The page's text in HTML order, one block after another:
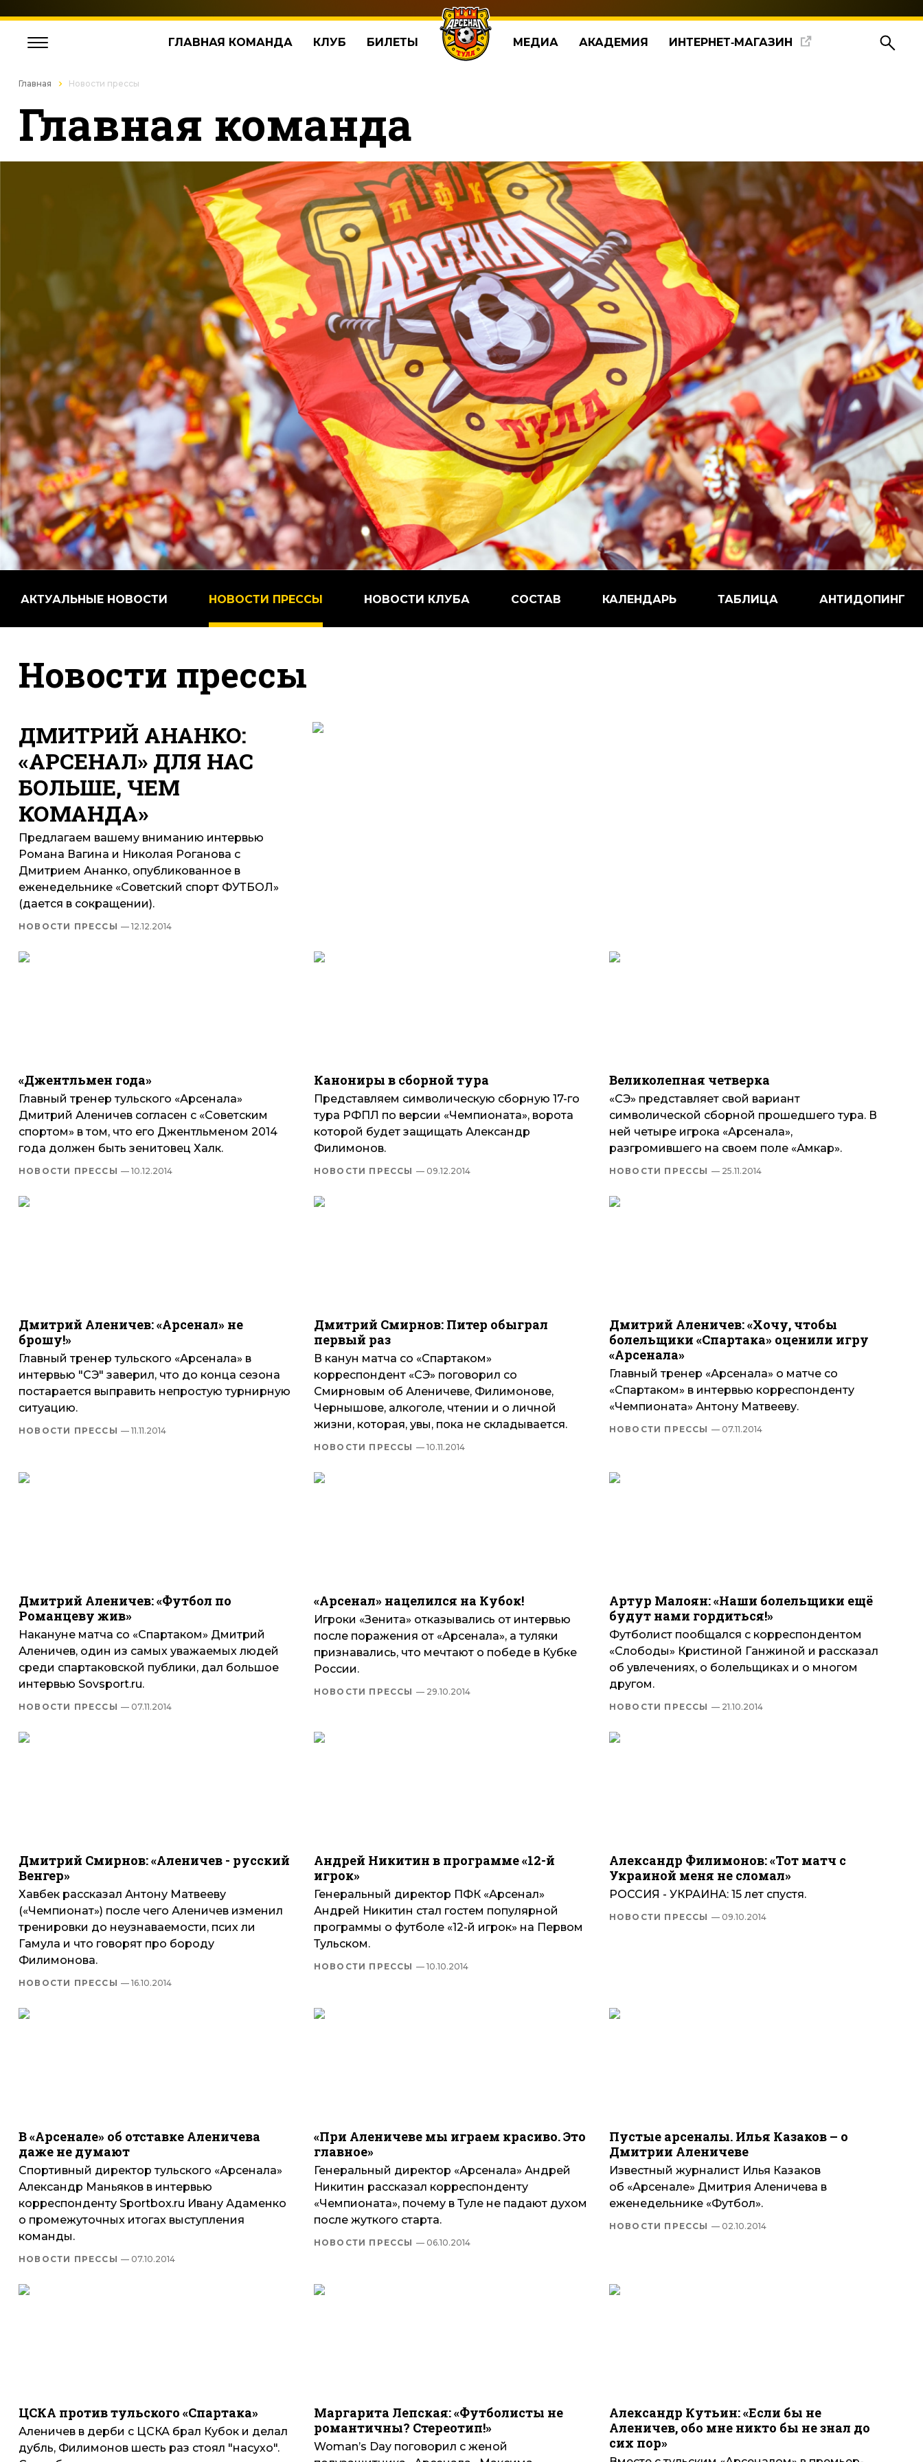
ГЛАВНАЯ КОМАНДА КЛУБ БИЛЕТЫ МЕДИА АКАДЕМИЯ ИНТЕРНЕТ‑МАГАЗИН
Главная Новости прессы
Главная команда
АКТУАЛЬНЫЕ НОВОСТИ НОВОСТИ ПРЕССЫ НОВОСТИ КЛУБА СОСТАВ КАЛЕНДАРЬ ТАБЛИЦА АНТИДОПИНГ
Новости прессы
ДМИТРИЙ АНАНКО:
«АРСЕНАЛ» ДЛЯ НАС
БОЛЬШЕ, ЧЕМ
КОМАНДА»
Предлагаем вашему вниманию интервью
Романа Вагина и Николая Роганова с
Дмитрием Ананко, опубликованное в
еженедельнике «Советский спорт ФУТБОЛ»
(дается в сокращении).
НОВОСТИ ПРЕССЫ — 12.12.2014
«Джентльмен года»
Главный тренер тульского «Арсенала»
Дмитрий Аленичев согласен с «Советским
спортом» в том, что его Джентльменом 2014
года должен быть зенитовец Халк.
НОВОСТИ ПРЕССЫ — 10.12.2014
Канониры в сборной тура
Представляем символическую сборную 17-го
тура РФПЛ по версии «Чемпионата», ворота
которой будет защищать Александр
Филимонов.
НОВОСТИ ПРЕССЫ — 09.12.2014
Великолепная четверка
«СЭ» представляет свой вариант
символической сборной прошедшего тура. В
ней четыре игрока «Арсенала»,
разгромившего на своем поле «Амкар».
НОВОСТИ ПРЕССЫ — 25.11.2014
Дмитрий Аленичев: «Арсенал» не
брошу!»
Главный тренер тульского «Арсенала» в
интервью "СЭ" заверил, что до конца сезона
постарается выправить непростую турнирную
ситуацию.
НОВОСТИ ПРЕССЫ — 11.11.2014
Дмитрий Смирнов: Питер обыграл
первый раз
В канун матча со «Спартаком»
корреспондент «СЭ» поговорил со
Смирновым об Аленичеве, Филимонове,
Чернышове, алкоголе, чтении и о личной
жизни, которая, увы, пока не складывается.
НОВОСТИ ПРЕССЫ — 10.11.2014
Дмитрий Аленичев: «Хочу, чтобы
болельщики «Спартака» оценили игру
«Арсенала»
Главный тренер «Арсенала» о матче со
«Спартаком» в интервью корреспонденту
«Чемпионата» Антону Матвееву.
НОВОСТИ ПРЕССЫ — 07.11.2014
Дмитрий Аленичев: «Футбол по
Романцеву жив»
Накануне матча со «Спартаком» Дмитрий
Аленичев, один из самых уважаемых людей
среди спартаковской публики, дал большое
интервью Sovsport.ru.
НОВОСТИ ПРЕССЫ — 07.11.2014
«Арсенал» нацелился на Кубок!
Игроки «Зенита» отказывались от интервью
после поражения от «Арсенала», а туляки
признавались, что мечтают о победе в Кубке
России.
НОВОСТИ ПРЕССЫ — 29.10.2014
Артур Малоян: «Наши болельщики ещё
будут нами гордиться!»
Футболист пообщался с корреспондентом
«Слободы» Кристиной Ганжиной и рассказал
об увлечениях, о болельщиках и о многом
другом.
НОВОСТИ ПРЕССЫ — 21.10.2014
Дмитрий Смирнов: «Аленичев - русский
Венгер»
Хавбек рассказал Антону Матвееву
(«Чемпионат») после чего Аленичев изменил
тренировки до неузнаваемости, псих ли
Гамула и что говорят про бороду
Филимонова.
НОВОСТИ ПРЕССЫ — 16.10.2014
Андрей Никитин в программе «12-й
игрок»
Генеральный директор ПФК «Арсенал»
Андрей Никитин стал гостем популярной
программы о футболе «12-й игрок» на Первом
Тульском.
НОВОСТИ ПРЕССЫ — 10.10.2014
Александр Филимонов: «Тот матч с
Украиной меня не сломал»
РОССИЯ - УКРАИНА: 15 лет спустя.
НОВОСТИ ПРЕССЫ — 09.10.2014
В «Арсенале» об отставке Аленичева
даже не думают
Спортивный директор тульского «Арсенала»
Александр Маньяков в интервью
корреспонденту Sportbox.ru Ивану Адаменко
о промежуточных итогах выступления
команды.
НОВОСТИ ПРЕССЫ — 07.10.2014
«При Аленичеве мы играем красиво. Это
главное»
Генеральный директор «Арсенала» Андрей
Никитин рассказал корреспонденту
«Чемпионата», почему в Туле не падают духом
после жуткого старта.
НОВОСТИ ПРЕССЫ — 06.10.2014
Пустые арсеналы. Илья Казаков – о
Дмитрии Аленичеве
Известный журналист Илья Казаков
об «Арсенале» Дмитрия Аленичева в
еженедельнике «Футбол».
НОВОСТИ ПРЕССЫ — 02.10.2014
ЦСКА против тульского «Спартака»
Аленичев в дерби с ЦСКА брал Кубок и делал
дубль, Филимонов шесть раз стоял "насухо".
Маргарита Лепская: «Футболисты не
романтичны? Стереотип!»
Woman’s Day поговорил с женой
Александр Кутьин: «Если бы не
Аленичев, обо мне никто бы не знал до
cих пор»